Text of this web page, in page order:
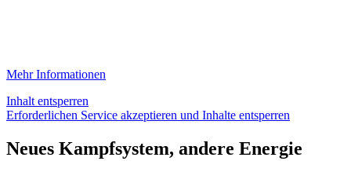
Mehr Informationen
Inhalt entsperren
Erforderlichen Service akzeptieren und Inhalte entsperren
Neues Kampfsystem, andere Energie